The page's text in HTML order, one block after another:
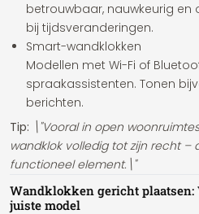
betrouwbaar, nauwkeurig
bij tijdsveranderingen.
Smart-wandklokken
Modellen met Wi-Fi of
spraakassistenten. Tonen
berichten.
Tip: \"Vooral in open
wandklok volledig tot zijn recht –
functioneel element.\"
Wandklokken gericht plaatsen:
juiste model